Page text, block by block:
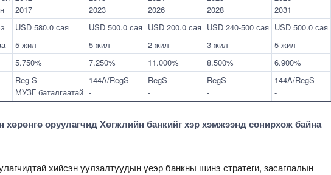
2017
2023
2026
2028
2031
USD 580.0 сая USD 500.0 сая USD 200.0 сая USD 240-500 сая USD 500.0 сая
5 жил 5 жил 2 жил 3 жил
5 жил
5.750% 7.250% 11.000% 8.500%
6.900%
Reg S
МУЗГ баталгаатай
144A/RegS
-
RegS
-
RegS
-
144A/RegS
-
оруулагчид Хөгжлийн банкийг хэр хэмжээнд сонирхож байна
хийсэн уулзалтуудын үеэр банкны шинэ стратеги, засаглалын